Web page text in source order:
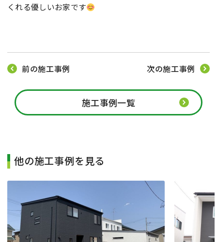
くれる優しいお家です
前の施工事例 次の施工事例
施工事例一覧
他の施工事例を見る